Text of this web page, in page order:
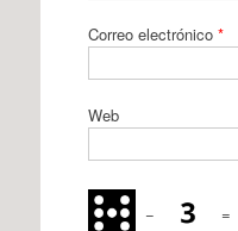
Correo electrónico *
Web
− =